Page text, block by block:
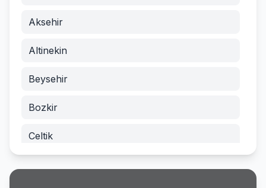
Aksehir
Altinekin
Beysehir
Bozkir
Celtik